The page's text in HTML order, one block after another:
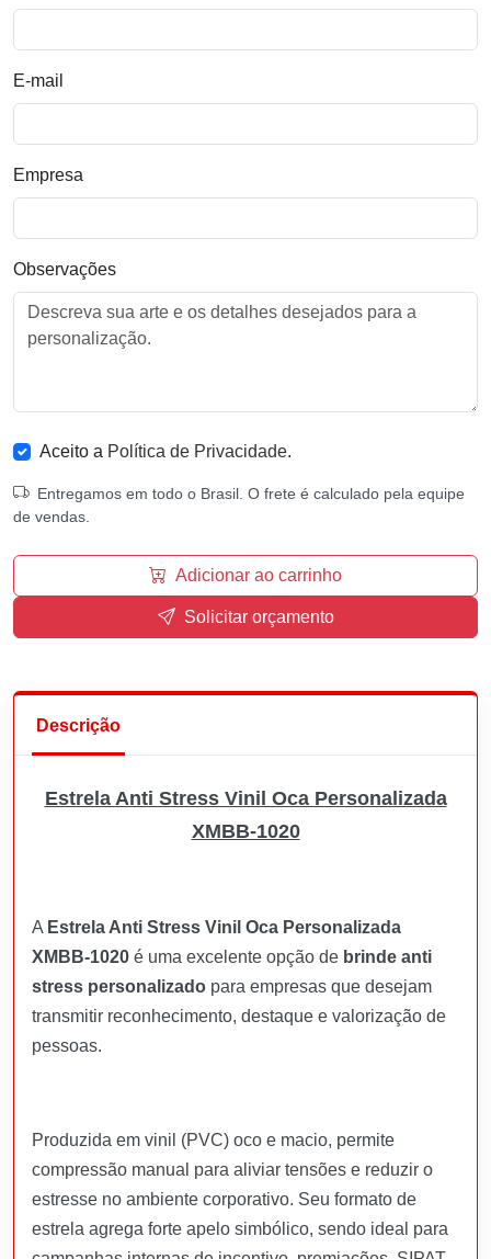
E-mail
Empresa
Observações
Aceito a Política de Privacidade.
Entregamos em todo o Brasil. O frete é calculado pela equipe
de vendas.
Adicionar ao carrinho
Solicitar orçamento
Descrição
Estrela Anti Stress Vinil Oca Personalizada
XMBB-1020
A Estrela Anti Stress Vinil Oca Personalizada
XMBB-1020 é uma excelente opção de brinde anti
stress personalizado para empresas que desejam
transmitir reconhecimento, destaque e valorização de
pessoas.
Produzida em vinil (PVC) oco e macio, permite
compressão manual para aliviar tensões e reduzir o
estresse no ambiente corporativo. Seu formato de
estrela agrega forte apelo simbólico, sendo ideal para